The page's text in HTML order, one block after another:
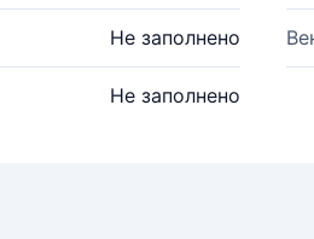
Не заполнено
Не заполнено